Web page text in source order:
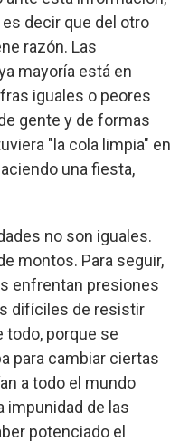
decir que del otro
razón. Las
mayoría está en
iguales o peores
gente y de formas
"la cola limpia" en
una fiesta,
no son iguales.
montos. Para seguir,
enfrentan presiones
difíciles de resistir
todo, porque se
para cambiar ciertas
a todo el mundo
impunidad de las
potenciado el